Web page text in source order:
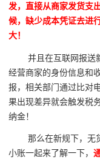
发，直接从商家发货支
候，缺少成本凭证去进
大！
并且在互联网报送新
经营商家的身份信息和
报，相关部门通过比对
果出现差异就会触发税
纳金！
那么在新规下，无货
小账一起来了解一下，